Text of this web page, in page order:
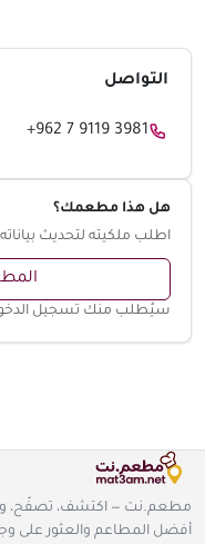
التواصل
+962 7 9119 3981
هل هذا مطعمك؟
اطلب ملكيته لتحديث بياناته
سيُطلب منك تسجيل
مطعم.نت — اكتشف، تصفّح،
أفضل المطاعم والعثور على